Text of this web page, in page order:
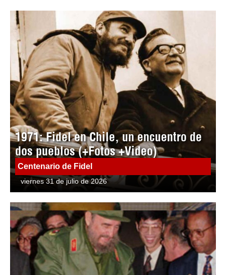
1971: Fidel en Chile, un encuentro de
dos pueblos (+Fotos +Video)
Centenario de Fidel
viernes 31 de julio de 2026